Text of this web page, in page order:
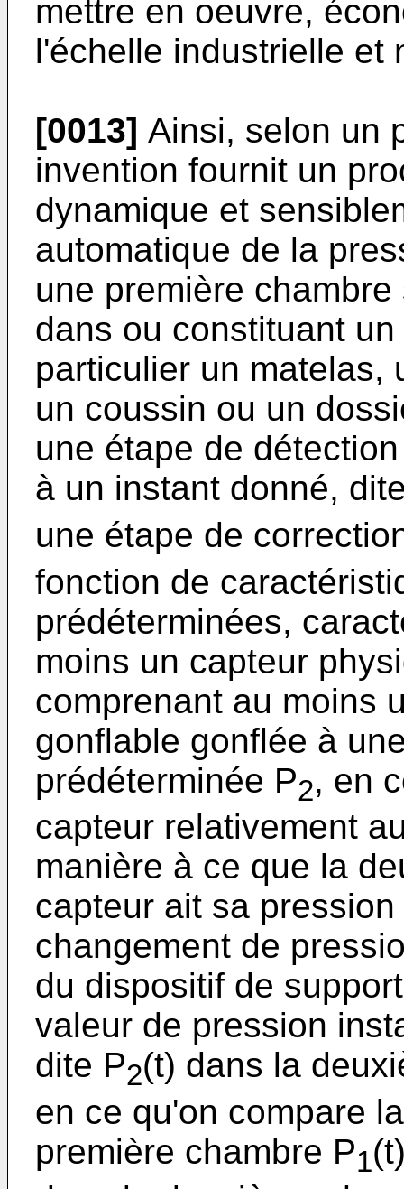
mettre en oeuvre,
l'échelle industrielle et
[0013] Ainsi, selon un
invention fournit un
dynamique et
automatique de la
une première
dans ou constituant
particulier un matelas,
un coussin ou un
une étape de
à un instant donné,
une étape de
fonction de
prédéterminées,
moins un capteur
comprenant au moins
gonflable gonflée à
prédéterminée P2, en
capteur relativement
manière à ce que la
capteur ait sa
changement de
du dispositif de
valeur de pression
dite P2(t) dans la
en ce qu'on compare
première chambre P1